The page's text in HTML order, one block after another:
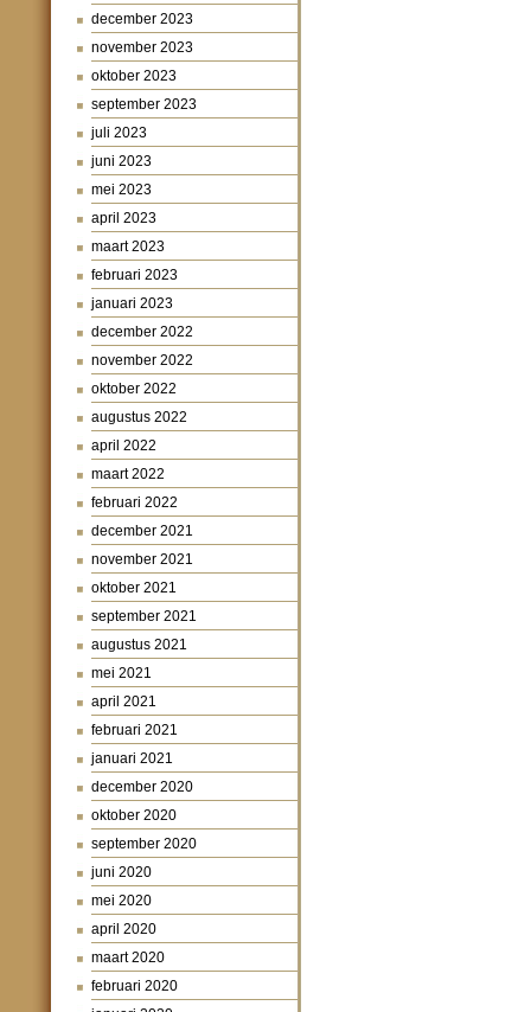
december 2023
november 2023
oktober 2023
september 2023
juli 2023
juni 2023
mei 2023
april 2023
maart 2023
februari 2023
januari 2023
december 2022
november 2022
oktober 2022
augustus 2022
april 2022
maart 2022
februari 2022
december 2021
november 2021
oktober 2021
september 2021
augustus 2021
mei 2021
april 2021
februari 2021
januari 2021
december 2020
oktober 2020
september 2020
juni 2020
mei 2020
april 2020
maart 2020
februari 2020